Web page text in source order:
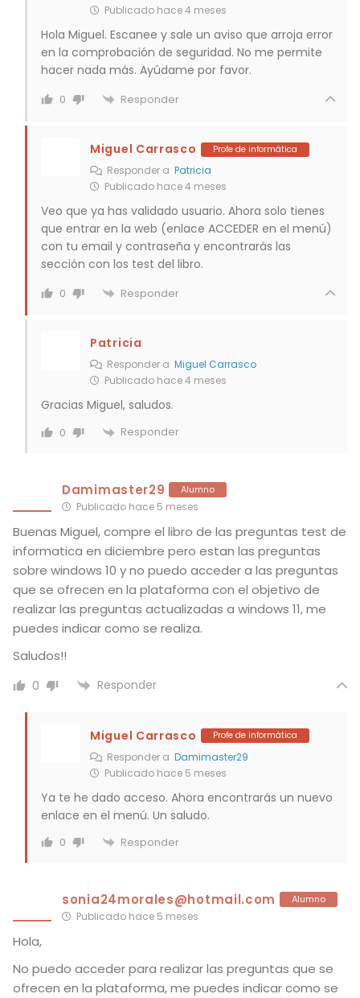
Publicado hace 4 meses
Hola Miguel. Escanee y sale un aviso que arroja error
en la comprobación de seguridad. No me permite
hacer nada más. Ayúdame por favor.
0 Responder
Miguel Carrasco Profe de informática
Responder a Patricia
Publicado hace 4 meses
Veo que ya has validado usuario. Ahora solo tienes
que entrar en la web (enlace ACCEDER en el menú)
con tu email y contraseña y encontrarás las
sección con los test del libro.
0 Responder
Patricia
Responder a Miguel Carrasco
Publicado hace 4 meses
Gracias Miguel, saludos.
0 Responder
Damimaster29 Alumno
Publicado hace 5 meses
Buenas Miguel, compre el libro de las preguntas test de
informatica en diciembre pero estan las preguntas
sobre windows 10 y no puedo acceder a las preguntas
que se ofrecen en la plataforma con el objetivo de
realizar las preguntas actualizadas a windows 11, me
puedes indicar como se realiza.
Saludos!!
0 Responder
Miguel Carrasco Profe de informática
Responder a Damimaster29
Publicado hace 5 meses
Ya te he dado acceso. Ahora encontrarás un nuevo
enlace en el menú. Un saludo.
0 Responder
sonia24morales@hotmail.com Alumno
Publicado hace 5 meses
Hola,
No puedo acceder para realizar las preguntas que se
ofrecen en la plataforma, me puedes indicar como se